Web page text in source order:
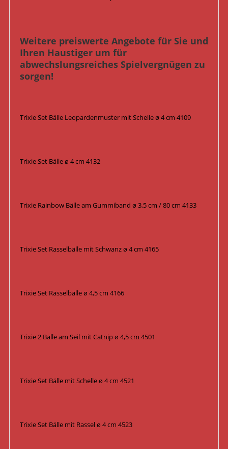
Weitere preiswerte Angebote für Sie und
Ihren Haustiger um für
abwechslungsreiches Spielvergnügen zu
sorgen!
Trixie Set Bälle Leopardenmuster mit Schelle ø 4 cm 4109
Trixie Set Bälle ø 4 cm 4132
Trixie Rainbow Bälle am Gummiband ø 3,5 cm / 80 cm 4133
Trixie Set Rasselbälle mit Schwanz ø 4 cm 4165
Trixie Set Rasselbälle ø 4,5 cm 4166
Trixie 2 Bälle am Seil mit Catnip ø 4,5 cm 4501
Trixie Set Bälle mit Schelle ø 4 cm 4521
Trixie Set Bälle mit Rassel ø 4 cm 4523